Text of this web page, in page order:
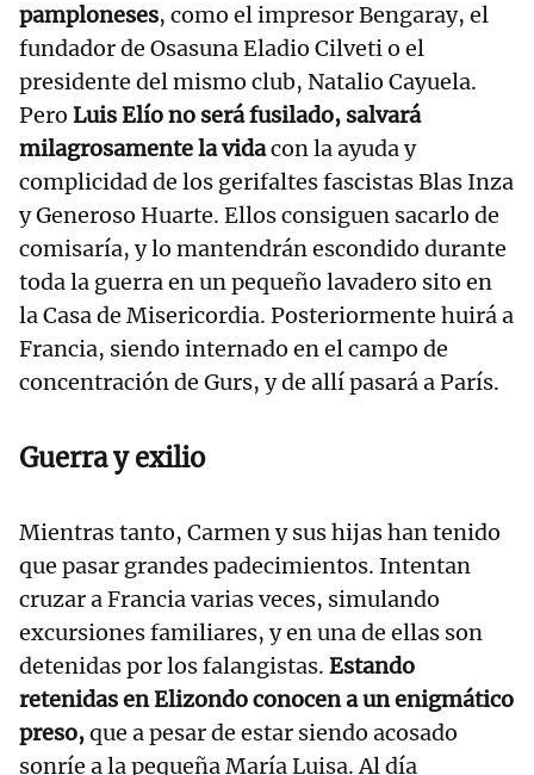
pamploneses, como el impresor Bengaray, el
fundador de Osasuna Eladio Cilveti o el
presidente del mismo club, Natalio Cayuela.
Pero Luis Elío no será fusilado, salvará
milagrosamente la vidacon la ayuda y
complicidad de los gerifaltes fascistas Blas Inza
y Generoso Huarte. Ellos consiguen sacarlo de
comisaría, y lo mantendrán escondido durante
toda la guerra en un pequeño lavadero sito en
la Casa de Misericordia. Posteriormente huirá a
Francia, siendo internado en el campo de
concentración de Gurs, y de allí pasará a París.
Guerra y exilio
Mientras tanto, Carmen y sus hijas han tenido
que pasar grandes padecimientos. Intentan
cruzar a Francia varias veces, simulando
excursiones familiares, y en una de ellas son
detenidas por los falangistas. Estando
retenidas en Elizondo conocen a un enigmático
preso,que a pesar de estar siendo acosado
sonríe a la pequeña María Luisa. Al día